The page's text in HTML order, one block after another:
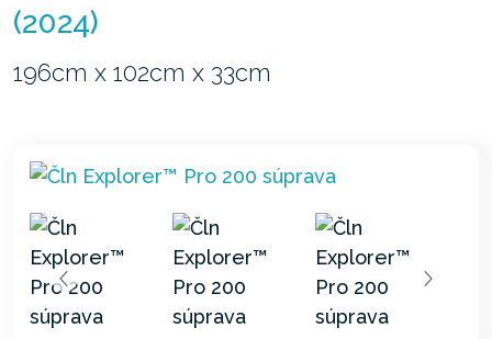
(2024)
196cm x 102cm x 33cm